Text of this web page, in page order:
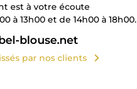
est à votre écoute
à 13h00 et de 14h00 à 18h00.
blouse.net
par nos clients chevron_right